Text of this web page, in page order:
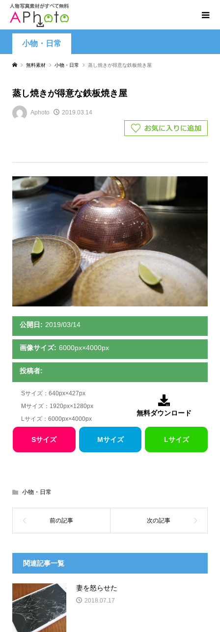
小物・日常
無料素材 小物・日常 蒸し焼きが得意な鉄板焼き屋
蒸し焼きが得意な鉄板焼き屋
Aphoto 2019.03.14
公開日: 2019/03/14
画像サイズ: 6000px×4000px
投稿者:
Sサイズ：640px×427px
Mサイズ：1920px×1280px
Lサイズ：6000px×4000px

無料ダウンロード
Sサイズ Mサイズ Lサイズ
小物・日常
関連記事一覧
妻を怒らせた
2018.07.17